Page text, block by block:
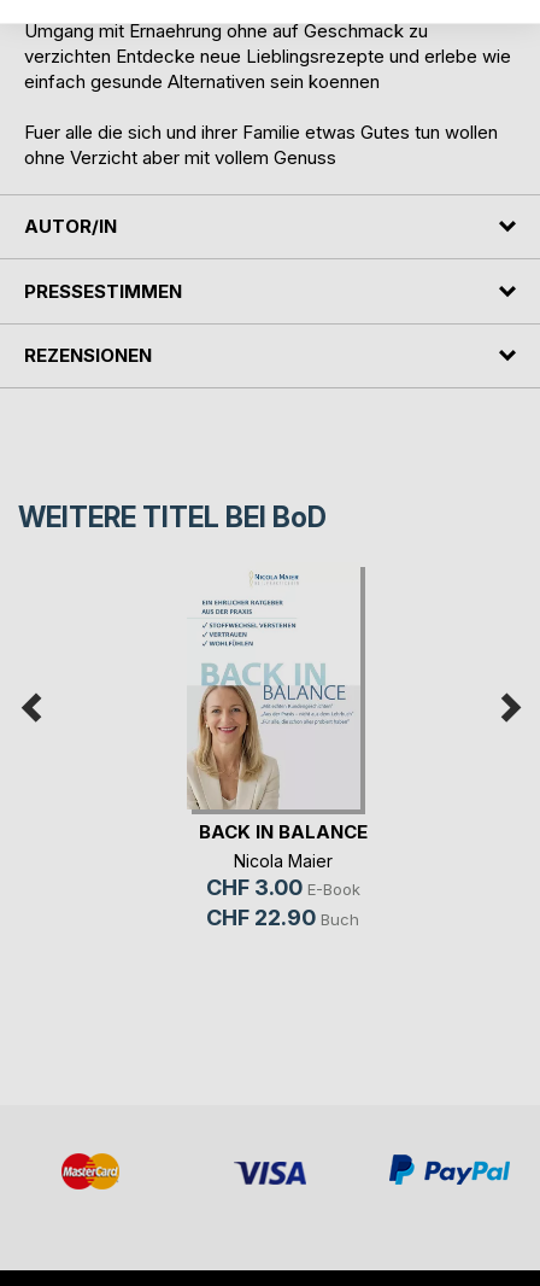
Umgang mit Ernaehrung ohne auf Geschmack zu
verzichten Entdecke neue Lieblingsrezepte und erlebe wie
einfach gesunde Alternativen sein koennen
Fuer alle die sich und ihrer Familie etwas Gutes tun wollen
ohne Verzicht aber mit vollem Genuss
AUTOR/IN
PRESSESTIMMEN
REZENSIONEN
WEITERE TITEL BEI BoD
BACK IN BALANCE
Nicola Maier
CHF 3.00 E-Book
CHF 22.90 Buch